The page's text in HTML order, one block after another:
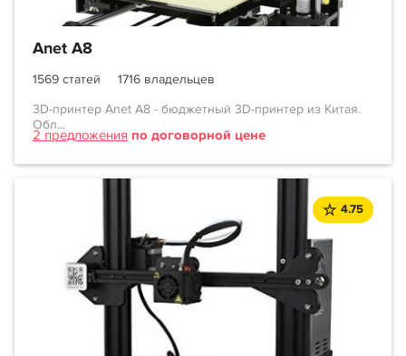
Anet A8
1569 статей
1716 владельцев
3D-принтер Anet A8 - бюджетный 3D-принтер из Китая.
Обл...
2 предложения по договорной цене
4.75